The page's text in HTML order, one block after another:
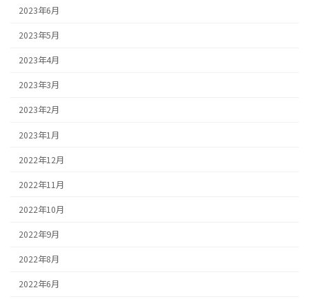
2023年6月
2023年5月
2023年4月
2023年3月
2023年2月
2023年1月
2022年12月
2022年11月
2022年10月
2022年9月
2022年8月
2022年6月